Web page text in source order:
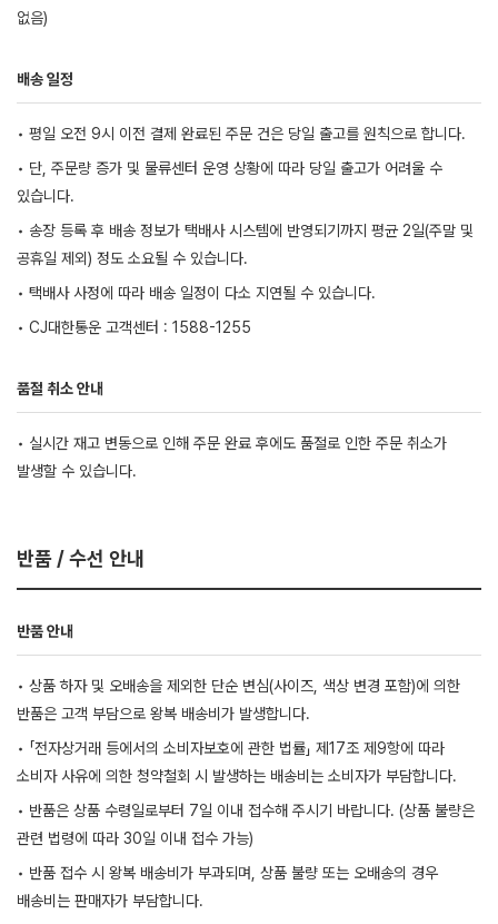
없음)
배송 일정
• 평일 오전 9시 이전 결제 완료된 주문 건은 당일 출고를 원칙으로 합니다.
• 단, 주문량 증가 및 물류센터 운영 상황에 따라 당일 출고가 어려울 수
있습니다.
• 송장 등록 후 배송 정보가 택배사 시스템에 반영되기까지 평균 2일(주말 및
공휴일 제외) 정도 소요될 수 있습니다.
• 택배사 사정에 따라 배송 일정이 다소 지연될 수 있습니다.
• CJ대한통운 고객센터 : 1588-1255
품절 취소 안내
• 실시간 재고 변동으로 인해 주문 완료 후에도 품절로 인한 주문 취소가
발생할 수 있습니다.
반품 / 수선 안내
반품 안내
• 상품 하자 및 오배송을 제외한 단순 변심(사이즈, 색상 변경 포함)에 의한
반품은 고객 부담으로 왕복 배송비가 발생합니다.
• 「전자상거래 등에서의 소비자보호에 관한 법률」 제17조 제9항에 따라
소비자 사유에 의한 청약철회 시 발생하는 배송비는 소비자가 부담합니다.
• 반품은 상품 수령일로부터 7일 이내 접수해 주시기 바랍니다. (상품 불량은
관련 법령에 따라 30일 이내 접수 가능)
• 반품 접수 시 왕복 배송비가 부과되며, 상품 불량 또는 오배송의 경우
배송비는 판매자가 부담합니다.